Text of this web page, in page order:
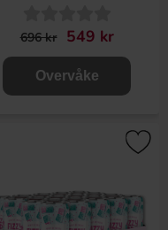
696 kr 549 kr
Overvåke